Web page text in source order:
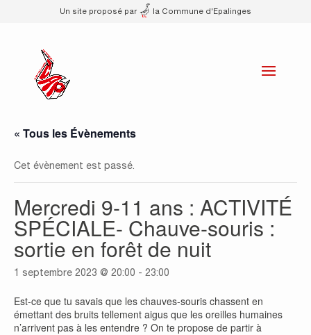
Un site proposé par la Commune d'Epalinges
« Tous les Évènements
Cet évènement est passé.
Mercredi 9-11 ans : ACTIVITÉ
SPÉCIALE- Chauve-souris :
sortie en forêt de nuit
1 septembre 2023 @ 20:00 - 23:00
Est-ce que tu savais que les chauves-souris chassent en
émettant des bruits tellement aigus que les oreilles humaines
n’arrivent pas à les entendre ? On te propose de partir à